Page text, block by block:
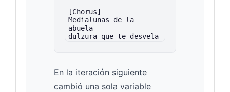
[Chorus]
Medialunas de la
abuela
dulzura que te desvela
En la iteración siguiente
cambió una sola variable